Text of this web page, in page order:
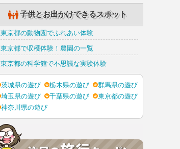
子供とお出かけできるスポット
東京都の動物園でふれあい体験
東京都で収穫体験！農園の一覧
東京都の科学館で不思議な実験体験
茨城県の遊び 栃木県の遊び
群馬県の遊び
埼玉県の遊び
千葉県の遊び
東京都の遊び
神奈川県の遊び